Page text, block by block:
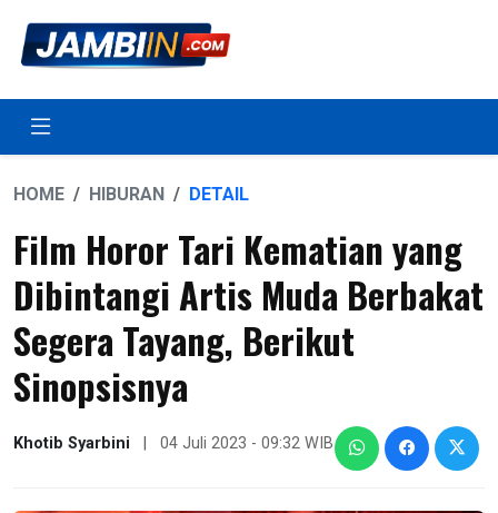
HOME HIBURAN DETAIL
Film Horor Tari Kematian yang
Dibintangi Artis Muda Berbakat
Segera Tayang, Berikut
Sinopsisnya
Khotib Syarbini 04 Juli 2023 - 09:32 WIB